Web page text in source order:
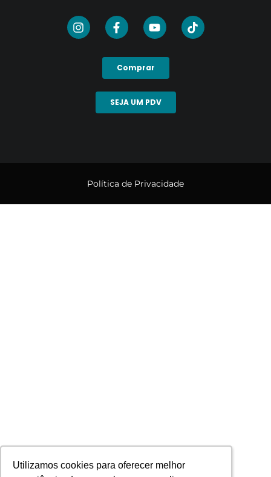
Utilizamos cookies para oferecer melhor
Utilizamos cookies para oferecer melhor
Comprar
SEJA UM PDV
Política de Privacidade